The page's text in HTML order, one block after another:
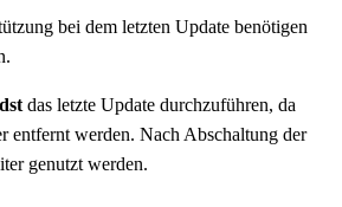
bei dem letzten Update benötigen
das letzte Update durchzuführen, da
entfernt werden. Nach Abschaltung der
genutzt werden.